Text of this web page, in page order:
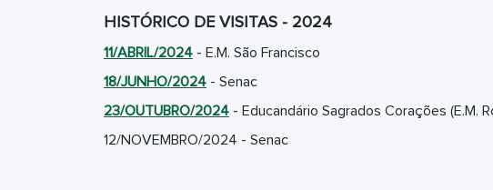
HISTÓRICO DE VISITAS - 2024
11/ABRIL/2024 - E.M. São Francisco
18/JUNHO/2024 - Senac
23/OUTUBRO/2024 - Educandário Sagrados Corações (E.M.
12/NOVEMBRO/2024 - Senac